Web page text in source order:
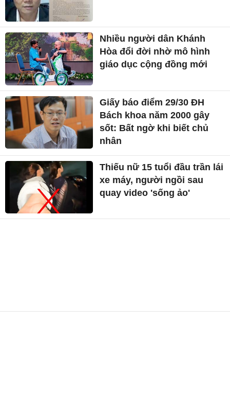
Nhiều người dân Khánh
Hòa đổi đời nhờ mô hình
giáo dục cộng đồng mới
Giấy báo điểm 29/30 ĐH
Bách khoa năm 2000 gây
sốt: Bất ngờ khi biết chủ
nhân
Thiếu nữ 15 tuổi đầu trần lái
xe máy, người ngồi sau
quay video 'sống ảo'